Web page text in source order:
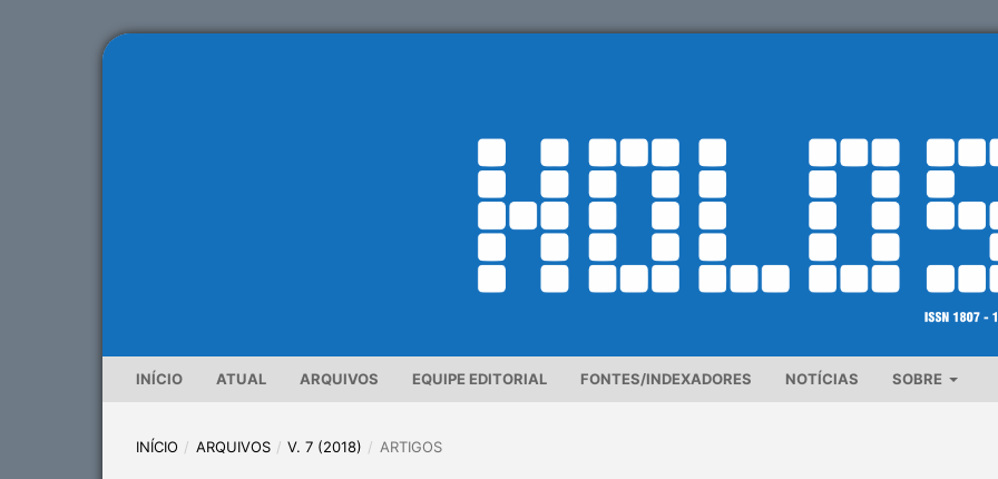
INÍCIO ATUAL ARQUIVOS EQUIPE EDITORIAL FONTES/INDEXADORES NOTÍCIAS SOBRE
INÍCIO / ARQUIVOS / V. 7 (2018) / ARTIGOS